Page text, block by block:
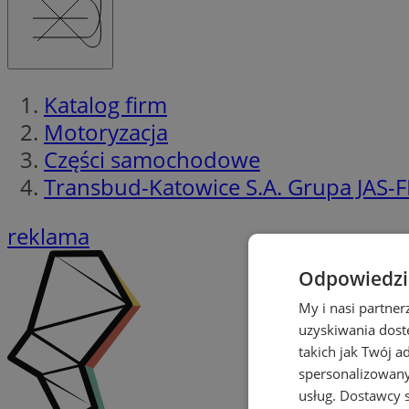
Katalog firm
Motoryzacja
Części samochodowe
Transbud-Katowice S.A. Grupa JAS-
reklama
My i nasi
uzyskiwania
takich jak Twój
usług. Dostawcy